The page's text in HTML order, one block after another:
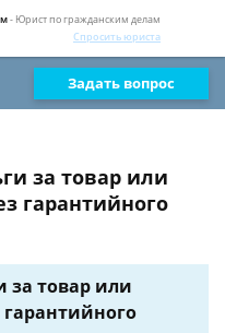
- Юрист по гражданским делам
Спросить юриста
Задать вопрос
за товар или
гарантийного
за товар или
гарантийного